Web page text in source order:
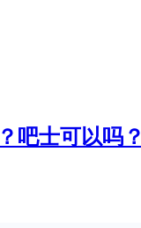
吧士可以吗？